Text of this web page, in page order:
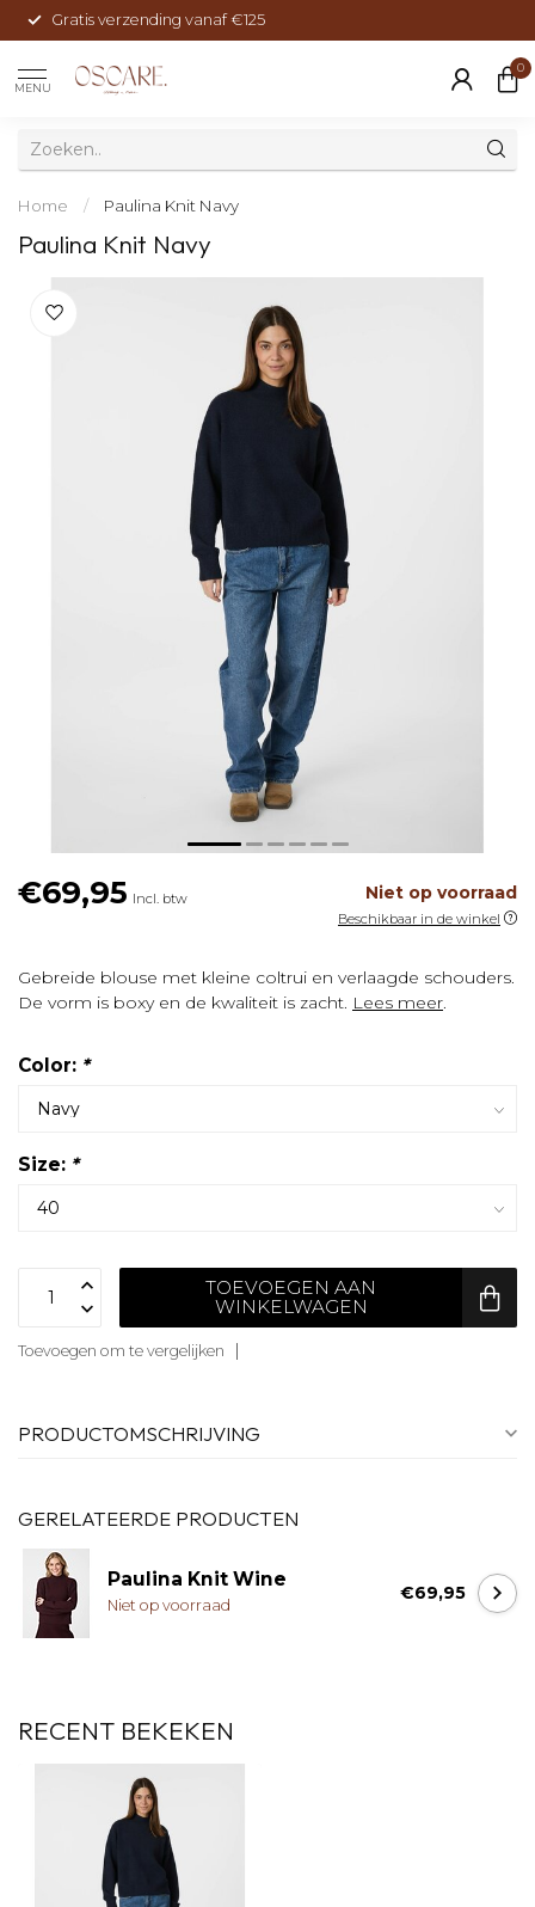
Gratis verzending vanaf €125
MENU
0
Home / Paulina Knit Navy
Paulina Knit Navy
€69,95 Incl. btw Niet op voorraad
Beschikbaar in de winkel
Gebreide blouse met kleine coltrui en verlaagde schouders.
De vorm is boxy en de kwaliteit is zacht. Lees meer.
Color: *
Size: *
TOEVOEGEN AAN
WINKELWAGEN
Toevoegen om te vergelijken
PRODUCTOMSCHRIJVING
GERELATEERDE PRODUCTEN
Paulina Knit Wine
Niet op voorraad
€69,95
RECENT BEKEKEN